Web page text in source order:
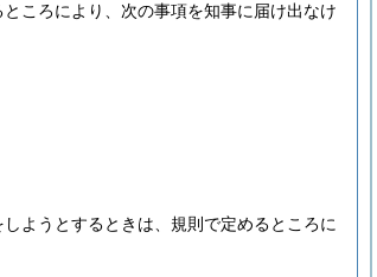
ころにより、次の事項を知事に届け出なけ
ようとするときは、規則で定めるところに